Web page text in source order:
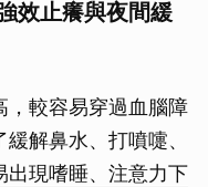
效止癢與夜間緩
，較容易穿過血腦障
解鼻水、打噴嚏、
出現嗜睡、注意力下